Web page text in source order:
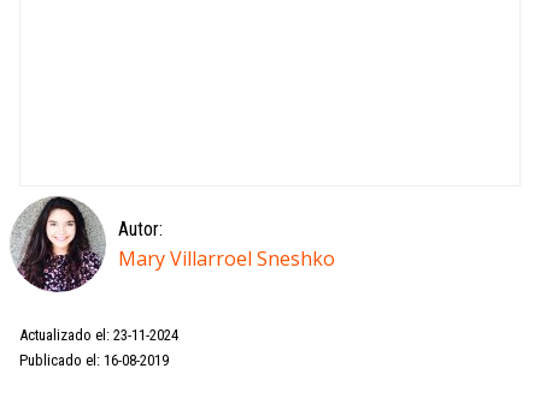
Autor:
Mary Villarroel Sneshko
Actualizado el: 23-11-2024
Publicado el: 16-08-2019